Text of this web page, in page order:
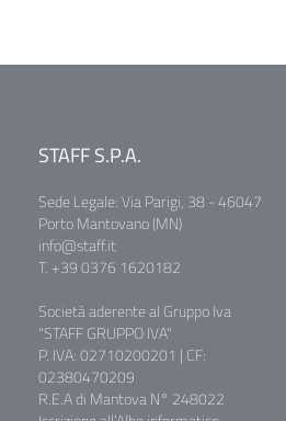
macchine per la trafilatura di fili o
delle m
STAFF S.P.A.
Sede Legale: Via Parigi, 38 - 46047
Porto Mantovano (MN)
info@staff.it
T. +39 0376 1620182
Società aderente al Gruppo Iva
"STAFF GRUPPO IVA"
P. IVA: 02710200201 | CF:
02380470209
R.E.A di Mantova N° 248022